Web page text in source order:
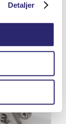
Detaljer